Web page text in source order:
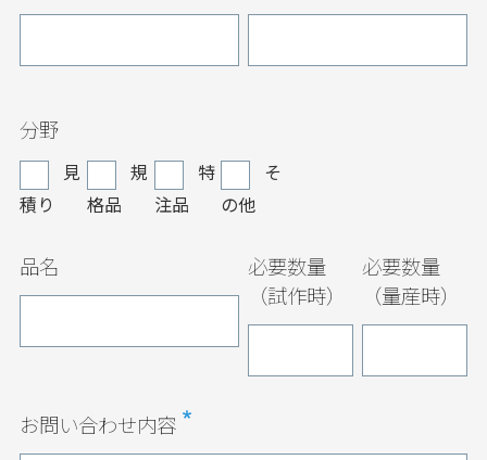
分野
見
積り
規
格品
特
注品
そ
の他
品名
必要数量
（試作時）
必要数量
（量産時）
お問い合わせ内容